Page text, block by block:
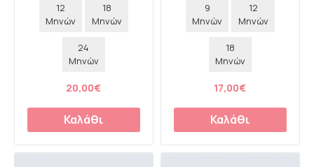
12
Μηνών
18
Μηνών
24
Μηνών
20,00€
Καλάθι
9
Μηνών
12
Μηνών
18
Μηνών
17,00€
Καλάθι